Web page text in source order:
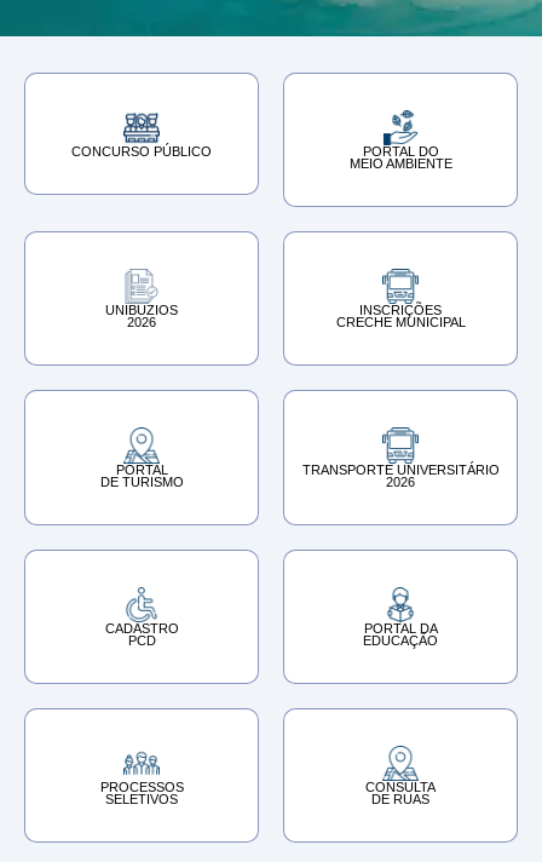
CONCURSO PÚBLICO
PORTAL DO
MEIO AMBIENTE
UNIBUZIOS
‎2026
INSCRIÇÕES
CRECHE MUNICIPAL
PORTAL
DE TURISMO
TRANSPORTE UNIVERSITÁRIO
2026
CADASTRO
PCD
PORTAL DA
EDUCAÇÃO
PROCESSOS
SELETIVOS
CONSULTA
DE RUAS